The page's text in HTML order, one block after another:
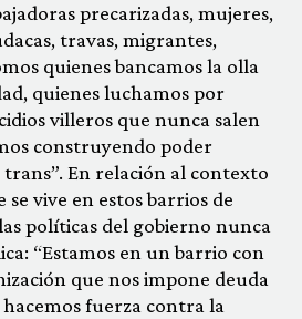
precarizadas, mujeres,
travas, migrantes,
quienes bancamos la olla
quienes luchamos por
villeros que nunca salen
construyendo poder
En relación al contexto
vive en estos barrios de
políticas del gobierno nunca
“Estamos en un barrio con
que nos impone deuda
fuerza contra la